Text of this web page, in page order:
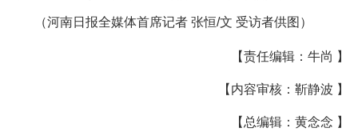
（河南日报全媒体首席记者 张恒/文 受访者供图）
【责任编辑：牛尚 】
【内容审核：靳静波 】
【总编辑：黄念念 】